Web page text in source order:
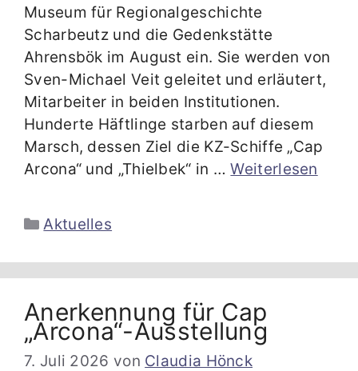
Museum für Regionalgeschichte
Scharbeutz und die Gedenkstätte
Ahrensbök im August ein. Sie werden von
Sven-Michael Veit geleitet und erläutert,
Mitarbeiter in beiden Institutionen.
Hunderte Häftlinge starben auf diesem
Marsch, dessen Ziel die KZ-Schiffe „Cap
Arcona“ und „Thielbek“ in …Weiterlesen
Kategorien
Aktuelles
Anerkennung für Cap
„Arcona“-Ausstellung
7. Juli 2026 von Claudia Hönck